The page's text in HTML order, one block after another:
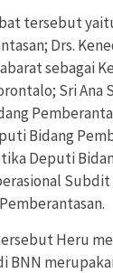
tersebut
Drs.
sebagai
Sri
Bidang
Deputi
Heru